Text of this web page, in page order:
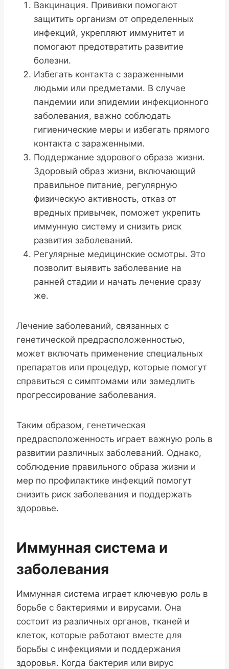
Вакцинация. Прививки помогают
защитить организм от определенных
инфекций, укрепляют иммунитет и
помогают предотвратить развитие
болезни.
Избегать контакта с зараженными
людьми или предметами. В случае
пандемии или эпидемии инфекционного
заболевания, важно соблюдать
гигиенические меры и избегать прямого
контакта с зараженными.
Поддержание здорового образа жизни.
Здоровый образ жизни, включающий
правильное питание, регулярную
физическую активность, отказ от
вредных привычек, поможет укрепить
иммунную систему и снизить риск
развития заболеваний.
Регулярные медицинские осмотры. Это
позволит выявить заболевание на
ранней стадии и начать лечение сразу
же.
Лечение заболеваний, связанных с
генетической предрасположенностью,
может включать применение специальных
препаратов или процедур, которые помогут
справиться с симптомами или замедлить
прогрессирование заболевания.
Таким образом, генетическая
предрасположенность играет важную роль в
развитии различных заболеваний. Однако,
соблюдение правильного образа жизни и
мер по профилактике инфекций помогут
снизить риск заболевания и поддержать
здоровье.
Иммунная система и
заболевания
Иммунная система играет ключевую роль в
борьбе с бактериями и вирусами. Она
состоит из различных органов, тканей и
клеток, которые работают вместе для
борьбы с инфекциями и поддержания
здоровья. Когда бактерия или вирус